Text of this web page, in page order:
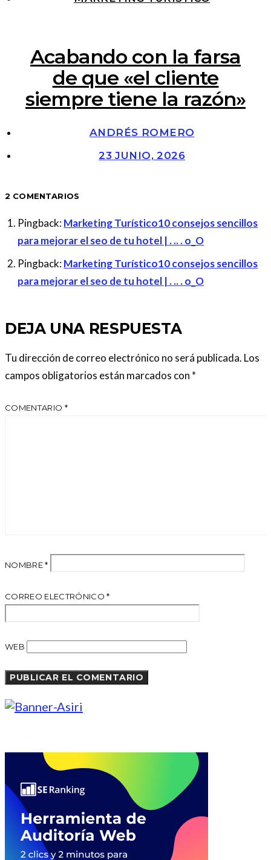
Acabando con la farsa
de que «el cliente
siempre tiene la razón»
ANDRÉS ROMERO
23 JUNIO, 2026
2 COMENTARIOS
Pingback:Marketing Turístico10 consejos sencillos
para mejorar el seo de tu hotel | . .. . o_O
Pingback:Marketing Turístico10 consejos sencillos
para mejorar el seo de tu hotel | . .. . o_O
DEJA UNA RESPUESTA
Tu dirección de correo electrónico no será publicada. Los
campos obligatorios están marcados con *
COMENTARIO *
NOMBRE*
CORREO ELECTRÓNICO*
WEB